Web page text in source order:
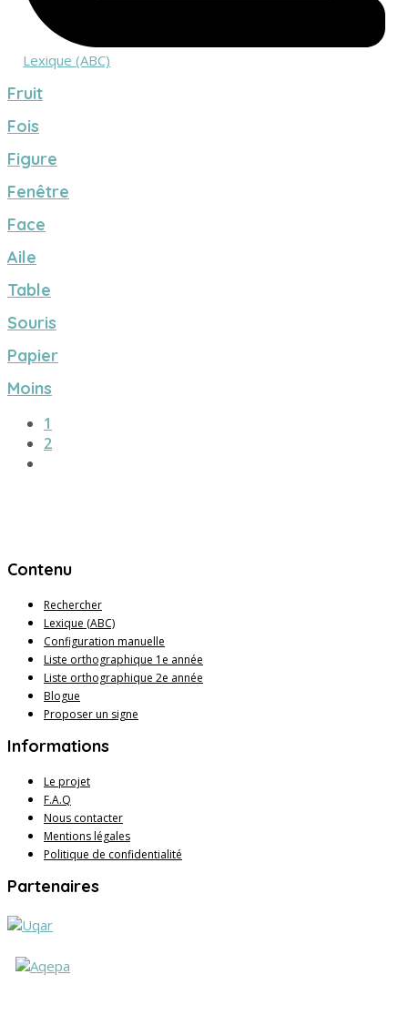
Lexique (ABC)
Fruit
Fois
Figure
Fenêtre
Face
Aile
Table
Souris
Papier
Moins
1
2
Contenu
Rechercher
Lexique (ABC)
Configuration manuelle
Liste orthographique 1e année
Liste orthographique 2e année
Blogue
Proposer un signe
Informations
Le projet
F.A.Q
Nous contacter
Mentions légales
Politique de confidentialité
Partenaires